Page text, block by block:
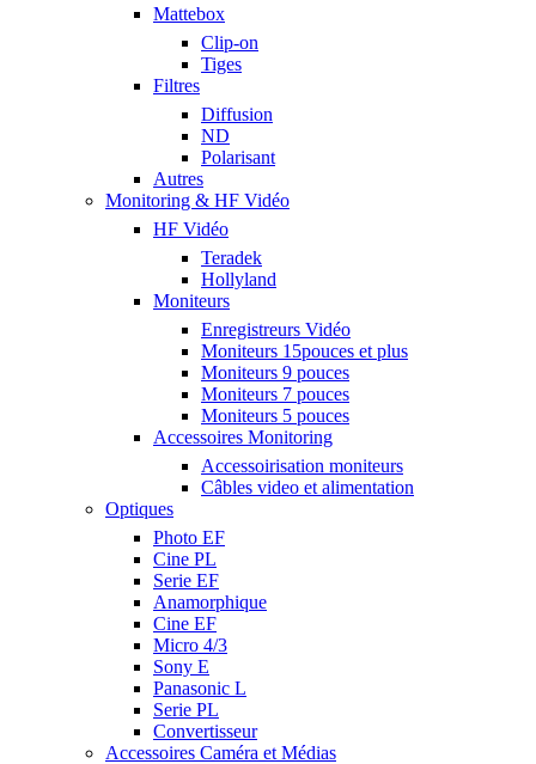
Mattebox
Clip-on
Tiges
Filtres
Diffusion
ND
Polarisant
Autres
Monitoring & HF Vidéo
HF Vidéo
Teradek
Hollyland
Moniteurs
Enregistreurs Vidéo
Moniteurs 15pouces et plus
Moniteurs 9 pouces
Moniteurs 7 pouces
Moniteurs 5 pouces
Accessoires Monitoring
Accessoirisation moniteurs
Câbles video et alimentation
Optiques
Photo EF
Cine PL
Serie EF
Anamorphique
Cine EF
Micro 4/3
Sony E
Panasonic L
Serie PL
Convertisseur
Accessoires Caméra et Médias